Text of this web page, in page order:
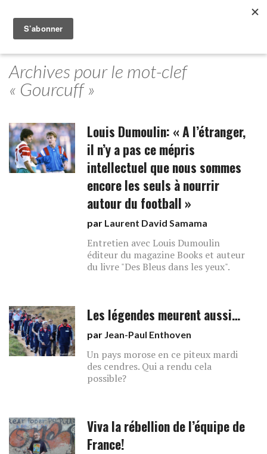
Archives pour le mot-clef
« Gourcuff »
Louis Dumoulin: « A l’étranger,
il n’y a pas ce mépris
intellectuel que nous sommes
encore les seuls à nourrir
autour du football »
par Laurent David Samama
Entretien avec Louis Dumoulin
éditeur du magazine Books et auteur
du livre "Des Bleus dans les yeux".
Les légendes meurent aussi…
par Jean-Paul Enthoven
Un pays morose en ce piteux mardi
des cendres. Qui a rendu cela
possible?
Viva la rébellion de l’équipe de
France!